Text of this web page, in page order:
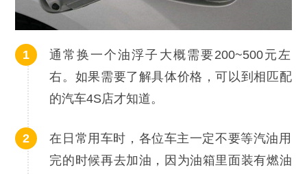
通常换一个油浮子大概需要200~500元左
右。如果需要了解具体价格，可以到相匹配
的汽车4S店才知道。
在日常用车时，各位车主一定不要等汽油用
完的时候再去加油，因为油箱里面装有燃油